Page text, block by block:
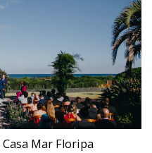
Mar Floripa